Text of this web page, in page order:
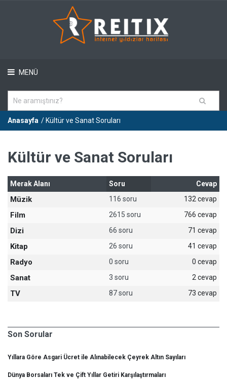
MENÜ
Anasayfa / Kültür ve Sanat Soruları
Kültür ve Sanat Soruları
Merak Alanı Soru Cevap
Müzik 116 soru 132 cevap
Film 2615 soru 766 cevap
Dizi 66 soru 71 cevap
Kitap 26 soru 41 cevap
Radyo 0 soru 0 cevap
Sanat 3 soru 2 cevap
TV 87 soru 73 cevap
Son Sorular
Yıllara Göre Asgari Ücret ile Alınabilecek Çeyrek Altın Sayıları
Dünya Borsaları Tek ve Çift Yıllar Getiri Karşılaştırmaları